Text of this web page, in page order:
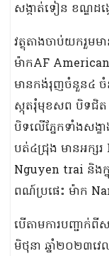
សង្កាត់ទៀន ខណ្ឌដង្
វត្ថុតាងចាប់យករួម
ម៉ាកAF
មានកង់រុញចំនួន៤
ស្កុតរុំមុខសព បិទជិត
បិទលើភ្នែកទាំងសង្
បត់៤ជ្រុង មានអក្សរ
Nguyen trai និងក្
ពណ៍ប្រផេះ ម៉ាក
បើតាមការបញ្ជាក់ពី
មិថុនា ឆ្នាំ២០២៣វេ